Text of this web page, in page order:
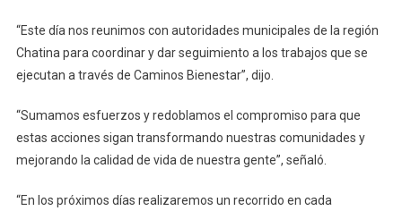
“Este día nos reunimos con autoridades municipales de la región
Chatina para coordinar y dar seguimiento a los trabajos que se
ejecutan a través de Caminos Bienestar”, dijo.
“Sumamos esfuerzos y redoblamos el compromiso para que
estas acciones sigan transformando nuestras comunidades y
mejorando la calidad de vida de nuestra gente”, señaló.
“En los próximos días realizaremos un recorrido en cada